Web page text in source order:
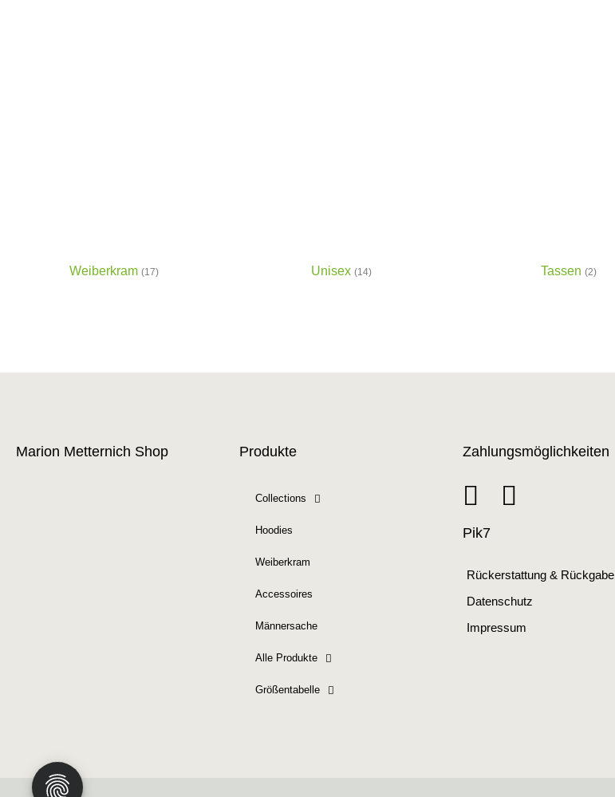
Weiberkram (17) Unisex (14) Tassen (2)
Marion Metternich Shop Produkte
Collections
Hoodies
Weiberkram
Accessoires
Männersache
Alle Produkte
Größentabelle
Zahlungsmöglichkeiten
Pik7
Rückerstattung & Rückgabe
Datenschutz
Impressum